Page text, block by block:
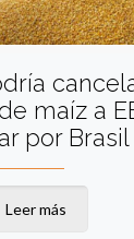
maíz a
por Brasil
Leer más